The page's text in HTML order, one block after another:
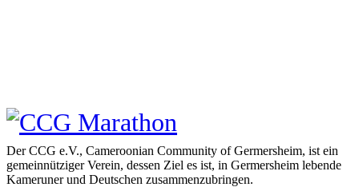
Der CCG e.V., Cameroonian Community of Germersheim, ist ein
gemeinnütziger Verein, dessen Ziel es ist, in Germersheim lebende
Kameruner und Deutschen zusammenzubringen.